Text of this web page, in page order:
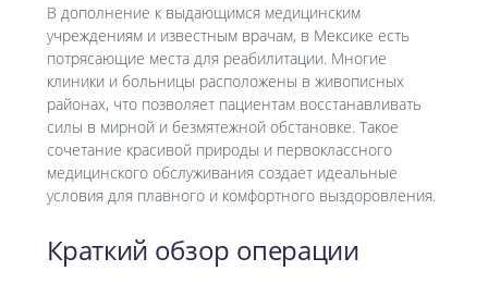
В дополнение к выдающимся медицинским
учреждениям и известным врачам, в Мексике есть
потрясающие места для реабилитации. Многие
клиники и больницы расположены в живописных
районах, что позволяет пациентам восстанавливать
силы в мирной и безмятежной обстановке. Такое
сочетание красивой природы и первоклассного
медицинского обслуживания создает идеальные
условия для плавного и комфортного выздоровления.
Краткий обзор операции